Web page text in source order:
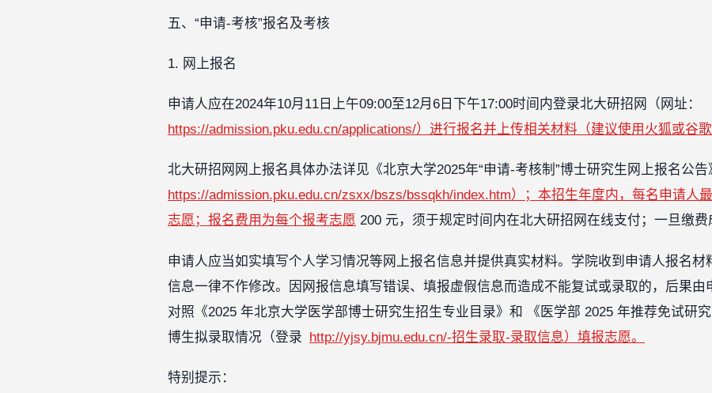
五、“申请-考核”报名及考核
1. 网上报名
申请人应在2024年10月11日上午09:00至12月6日下午17:00时间内登录北大研招网（网址：
https://admission.pku.edu.cn/applications/）进行报名并上传相关材料（建议使用火狐或谷歌
北大研招网网上报名具体办法详见《北京大学2025年“申请-考核制”博士研究生网上报名公告
https://admission.pku.edu.cn/zsxx/bszs/bssqkh/index.htm）；本招生年度内，每名申请人
志愿；报名费用为每个报考志愿 200 元，须于规定时间内在北大研招网在线支付；一旦缴费
申请人应当如实填写个人学习情况等网上报名信息并提供真实材料。学院收到申请人报名材
信息一律不作修改。因网报信息填写错误、填报虚假信息而造成不能复试或录取的，后果
对照《2025 年北京大学医学部博士研究生招生专业目录》和 《医学部 2025 年推荐免试研
博生拟录取情况（登录 http://yjsy.bjmu.edu.cn/-招生录取-录取信息）填报志愿。
特别提示：